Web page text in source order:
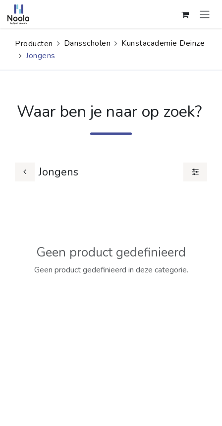
Overslaan naar inhoud
Producten Dansscholen
Kunstacademie Deinze
Jongens
Waar ben je naar op zoek?
Jongens
Geen product gedefinieerd
Geen product gedefinieerd in deze categorie.